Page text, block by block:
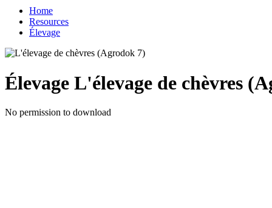
Home
Resources
Élevage
Élevage L'élevage de chèvres
No permission to download